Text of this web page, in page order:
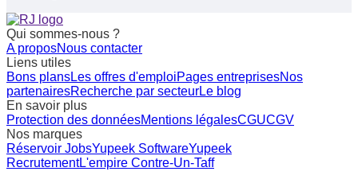
Qui sommes-nous ?
A proposNous contacter
Liens utiles
Bons plansLes offres d'emploiPages entreprisesNos
partenairesRecherche par secteurLe blog
En savoir plus
Protection des donnéesMentions légalesCGUCGV
Nos marques
Réservoir JobsYupeek SoftwareYupeek
RecrutementL'empire Contre-Un-Taff